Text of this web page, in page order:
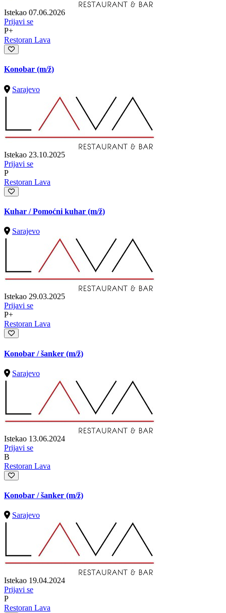
Istekao 07.06.2026
Prijavi se
P+
Restoran Lava
Konobar (m/ž)
Sarajevo
Istekao 23.10.2025
Prijavi se
P
Restoran Lava
Kuhar / Pomoćni kuhar (m/ž)
Sarajevo
Istekao 29.03.2025
Prijavi se
P+
Restoran Lava
Konobar / šanker (m/ž)
Sarajevo
Istekao 13.06.2024
Prijavi se
B
Restoran Lava
Konobar / šanker (m/ž)
Sarajevo
Istekao 19.04.2024
Prijavi se
P
Restoran Lava